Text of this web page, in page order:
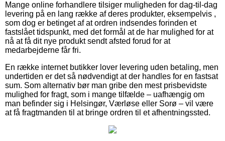
Mange online forhandlere tilsiger muligheden for dag-til-dag
levering på en lang række af deres produkter, eksempelvis ,
som dog er betinget af at ordren indsendes forinden et
fastslået tidspunkt, med det formål at de har mulighed for at
nå at få dit nye produkt sendt afsted forud for at
medarbejderne får fri.
En række internet butikker lover levering uden betaling, men
undertiden er det så nødvendigt at der handles for en fastsat
sum. Som alternativ bør man gribe den mest prisbevidste
mulighed for fragt, som i mange tilfælde – uafhængig om
man befinder sig i Helsingør, Værløse eller Sorø – vil være
at få fragtmanden til at bringe ordren til et afhentningssted.